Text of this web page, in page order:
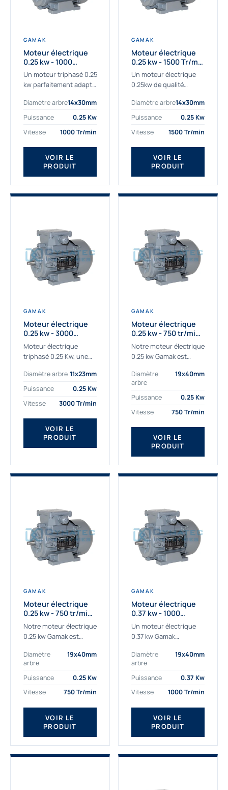
GAMAK
Moteur électrique
0.25 kw - 1000
Tr/min - 230/400V -
IE2
Un moteur triphasé 0.25
kw parfaitement adapté
sévères. Notre
important stock de
permet de livrer
rapidement tous types
de moteurs.
Ce moteur...
Diamètre arbre14x30mm
Puissance
0.25 Kw
Vitesse
1000 Tr/min
VOIR LE
PRODUIT
GAMAK
Moteur électrique
0.25 kw - 1500 Tr/min
- 230/400V - IE2
Un moteur électrique
0.25kw de qualité
professionnels. Notre
gamme de moteurs
sélectionné pour la très
haute...
Diamètre arbre14x30mm
Puissance
0.25 Kw
Vitesse
1500 Tr/min
VOIR LE
PRODUIT
GAMAK
Moteur électrique
0.25 kw - 3000
Tr/min - 230/400V -
IE2
Moteur électrique
triphasé 0.25 Kw, une
adaptée à tous types
de machines.
triphasé 0.25 Kw Gamak
à haut rendement...
Diamètre arbre 11x23mm
Puissance
0.25 Kw
Vitesse
3000 Tr/min
VOIR LE
PRODUIT
GAMAK
Moteur électrique
0.25 kw - 750 tr/min -
230/400V - IE2
Notre moteur électrique
0.25 kw Gamak est
aux applications
sévères. Nous
déterminons,
fournissons
des moteurs
asynchrones depuis de
nombreuses années....
Diamètre
arbre
19x40mm
Puissance
0.25 Kw
Vitesse
750 Tr/min
VOIR LE
PRODUIT
GAMAK
Moteur électrique
0.25 kw - 750 tr/min -
230/400V - IE3
Notre moteur électrique
0.25 kw Gamak est
aux applications
sévères. Nous
déterminons,
fournissons
des moteurs
asynchrones depuis de
nombreuses années....
Diamètre
arbre
19x40mm
Puissance
0.25 Kw
Vitesse
750 Tr/min
VOIR LE
PRODUIT
GAMAK
Moteur électrique
0.37 kw - 1000
Tr/min - 230/400V -
IE2
Un moteur électrique
0.37 kw Gamak
aux applications
industrielles.
Commander un moteur
Gamak c’est choisir un
produit de très haute
qualité....
Diamètre
arbre
19x40mm
Puissance
0.37 Kw
Vitesse
1000 Tr/min
VOIR LE
PRODUIT